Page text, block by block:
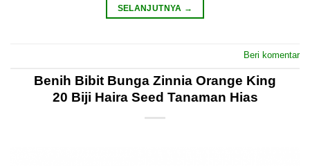
SELANJUTNYA →
Beri komentar
Benih Bibit Bunga Zinnia Orange King
20 Biji Haira Seed Tanaman Hias